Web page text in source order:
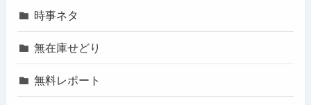
時事ネタ
無在庫せどり
無料レポート